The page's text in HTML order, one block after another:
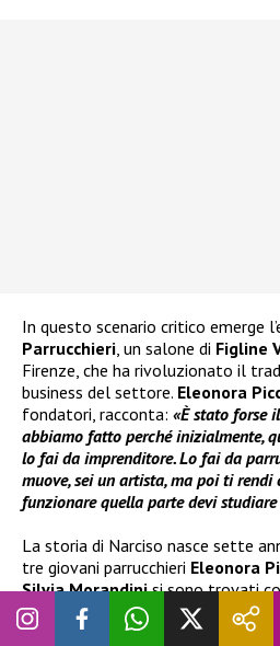
In questo scenario critico emerge
Parrucchieri , un salone di Figline
Firenze, che ha rivoluzionato il
business del settore. Eleonora
fondatori, racconta: «È stato forse
abbiamo fatto perché inizialmente,
lo fai da imprenditore. Lo fai da
muove, sei un artista, ma poi ti rendi
funzionare quella parte devi
La storia di Narciso nasce sette
tre giovani parrucchieri Eleonora
Silvia Morandinisi sono trovati
dopo che il precedente datore di
difficoltà economiche.«Abbiamo